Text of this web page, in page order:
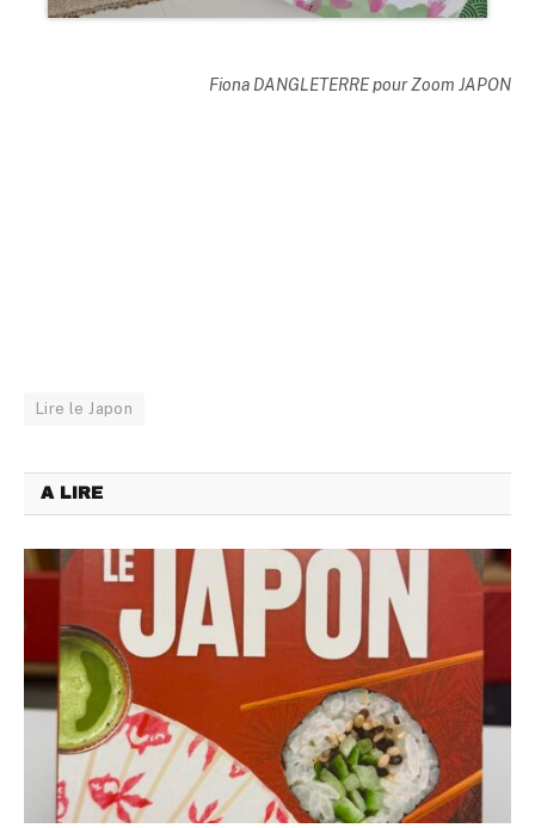
Fiona DANGLETERRE pour Zoom JAPON
Lire le Japon
A LIRE